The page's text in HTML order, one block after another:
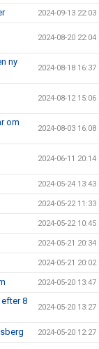
2024-09-13 22:03
2024-08-20 22:04
ny
2024-08-18 16:37
2024-08-12 15:06
om
2024-08-03 16:08
2024-06-11 20:14
2024-05-24 13:43
2024-05-22 11:33
2024-05-22 10:45
2024-05-21 20:34
2024-05-21 20:02
2024-05-20 13:47
8
2024-05-20 13:27
2024-05-20 12:27